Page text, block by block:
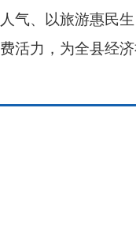
人气、以旅游惠民
费活力，为全县经